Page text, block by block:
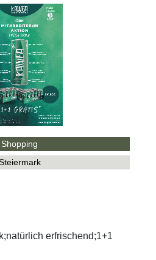
Shopping
erfrischend;1+1